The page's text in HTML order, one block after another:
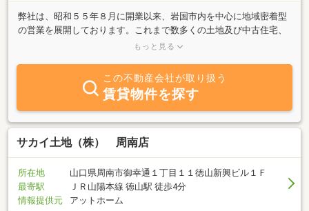
弊社は、昭和５５年８月に開業以来、岩国市内を中心に地域密着型
の営業を展開しております。これまで数多くの土地及び中古住宅、
新築住宅の販売、一戸建貸家、アパート、マンション等の入居のお
もっと見る
この不動産会社が取り扱う
賃貸物件を探す
サカイ土地（株） 周南店
所在地
山口県周南市御幸通１丁目１１徳山新興ビル１Ｆ
最寄駅
ＪＲ山陽本線 徳山駅 徒歩4分
情報提供元
アットホーム